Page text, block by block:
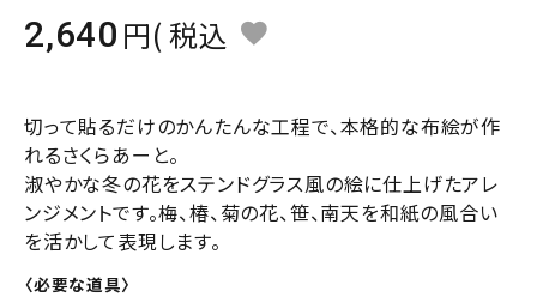
ようこそ ゲスト 様
2,640
税込
切って貼るだけのかんたんな工程で、本格的な布絵が作
れるさくらあーと。
淑やかな冬の花をステンドグラス風の絵に仕上げたアレ
ンジメントです。梅、椿、菊の花、笹、南天を和紙の風合い
を活かして表現します。
〈必要な道具〉